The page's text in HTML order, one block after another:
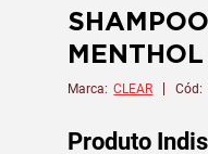
Marca: CLEAR Cód:
Produto